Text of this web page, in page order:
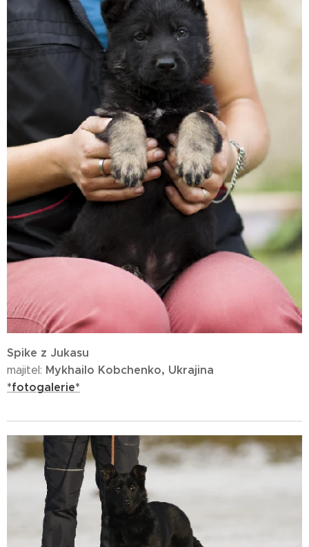
Spike z Jukasu
majitel: Mykhailo Kobchenko, Ukrajina
*fotogalerie*